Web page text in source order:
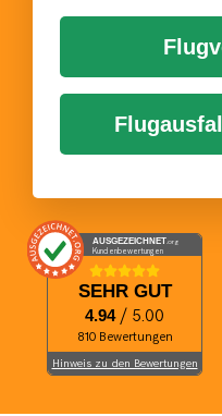
AUSGEZEICHNET.org
Kundenbewertungen
SEHR GUT
4.94 / 5.00
810 Bewertungen
Hinweis zu den Bewertungen